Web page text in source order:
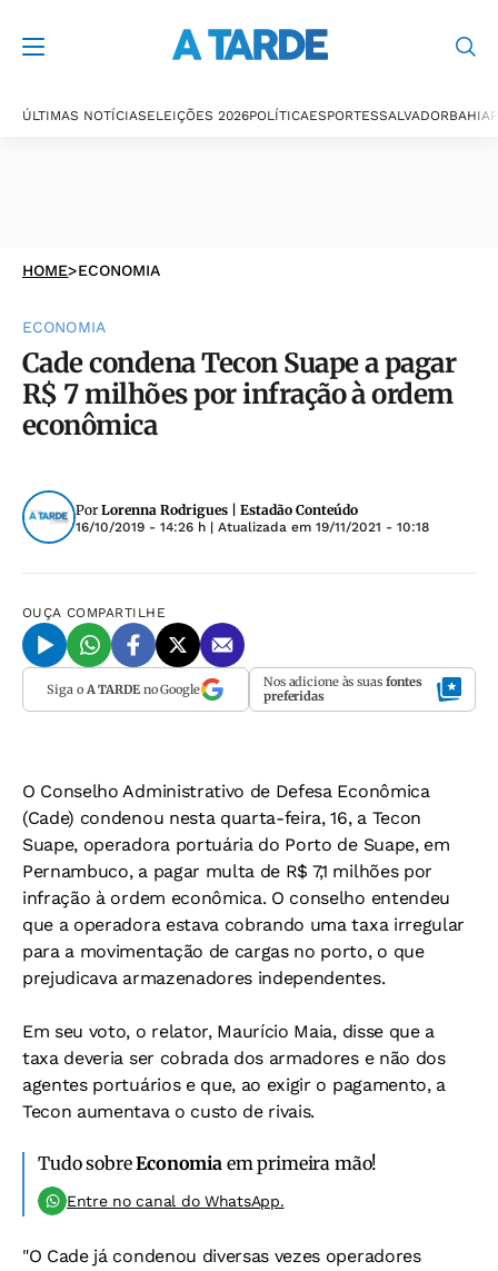
ÚLTIMAS NOTÍCIASELEIÇÕES 2026POLÍTICAESPORTESSALVADORBAHIA
HOME>ECONOMIA
ECONOMIA
Cade condena Tecon Suape a pagar
R$ 7 milhões por infração à ordem
econômica
Por Lorenna Rodrigues | Estadão Conteúdo
16/10/2019 - 14:26 h | Atualizada em 19/11/2021 - 10:18
OUÇA COMPARTILHE
Siga o A TARDEno Google Nos adicione às suas fontes
preferidas
O Conselho Administrativo de Defesa Econômica
(Cade) condenou nesta quarta-feira, 16, a Tecon
Suape, operadora portuária do Porto de Suape, em
Pernambuco, a pagar multa de R$ 7,1 milhões por
infração à ordem econômica. O conselho entendeu
que a operadora estava cobrando uma taxa irregular
para a movimentação de cargas no porto, o que
prejudicava armazenadores independentes.
Em seu voto, o relator, Maurício Maia, disse que a
taxa deveria ser cobrada dos armadores e não dos
agentes portuários e que, ao exigir o pagamento, a
Tecon aumentava o custo de rivais.
Tudo sobreEconomiaem primeira mão!
Entre no canal do WhatsApp.
"O Cade já condenou diversas vezes operadores